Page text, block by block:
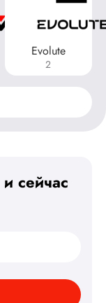
Evolute
2
и сейчас